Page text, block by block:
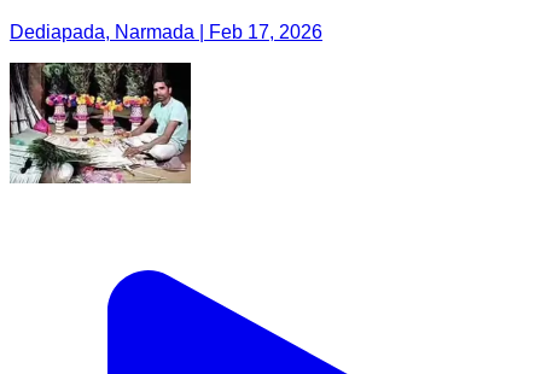
Dediapada, Narmada | Feb 17, 2026